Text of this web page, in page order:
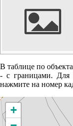
В таблице по
- с границами. Для
нажмите на номер
+